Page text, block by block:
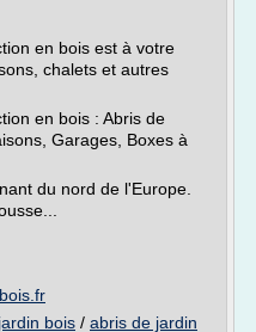
en bois est à votre
chalets et autres
en bois : Abris de
Garages, Boxes à
du nord de l'Europe.
bois / abris de jardin